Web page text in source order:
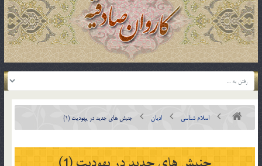
اسلام شناسی ادیان جنبش هاي جديد در يهوديت (1)